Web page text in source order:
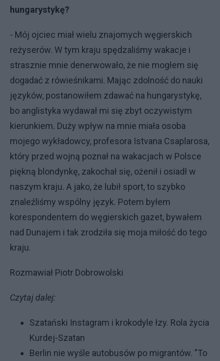
hungarystykę?
- Mój ojciec miał wielu znajomych węgierskich
reżyserów. W tym kraju spędzaliśmy wakacje i
strasznie mnie denerwowało, że nie mogłem się
dogadać z rówieśnikami. Mając zdolność do nauki
języków, postanowiłem zdawać na hungarystykę,
bo anglistyka wydawał mi się zbyt oczywistym
kierunkiem. Duży wpływ na mnie miała osoba
mojego wykładowcy, profesora Istvana Csaplarosa,
który przed wojną poznał na wakacjach w Polsce
piękną blondynkę, zakochał się, ożenił i osiadł w
naszym kraju. A jako, że lubił sport, to szybko
znaleźliśmy wspólny język. Potem byłem
korespondentem do węgierskich gazet, bywałem
nad Dunajem i tak zrodziła się moja miłość do tego
kraju.
Rozmawiał Piotr Dobrowolski
Czytaj dalej:
Szatański Instagram i krokodyle łzy. Rola życia
Kurdej-Szatan
Berlin nie wyśle autobusów po migrantów. "To